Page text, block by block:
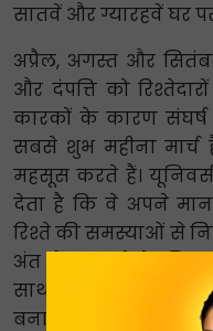
सातवें और ग्यारहवें घर पर
अप्रैल, अगस्त और
और दंपत्ति को
कारकों के कारण
सबसे शुभ महीना मार्च
महसूस करते हैं।
देता है कि वे अपने
रिश्ते की समस्याओं से
अंत में, जातकों के
साथी और खुद के लिए
बनाना सबसे अच्छा